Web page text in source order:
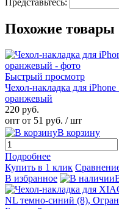
Похожие товары
Быстрый просмотр
Чехол-накладка для
оранжевый
220 руб.
опт от 51 руб. / шт
В корзину
Подробнее
Купить в 1 клик
В избранное